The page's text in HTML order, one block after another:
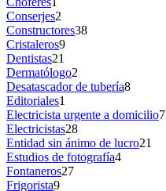
Conserjes2
Constructores38
Cristaleros9
Dentistas21
Dermatólogo2
Desatascador de tubería8
Editoriales1
Electricista urgente a domicilio7
Electricistas28
Entidad sin ánimo de lucro21
Estudios de fotografía4
Fontaneros27
Frigorista9